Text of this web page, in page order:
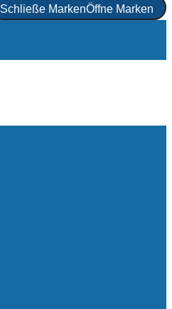
Schließe MarkenÖffne Marken